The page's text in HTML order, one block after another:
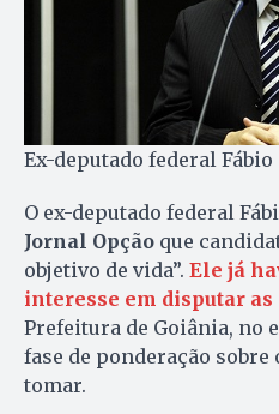
Ex-deputado federal
O ex-deputado federal
Jornal Opção que
objetivo de vida”. Ele já
interesse em disputar as
Prefeitura de Goiânia, no
fase de ponderação
tomar.